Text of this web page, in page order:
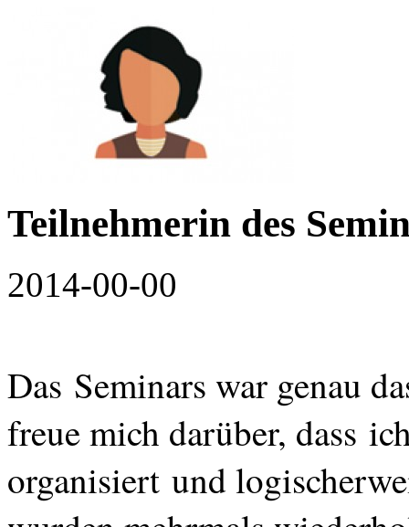
Teilnehmerin des
2014-00-00
Das Seminars war genau
freuemich darüber, dass
organisiert und